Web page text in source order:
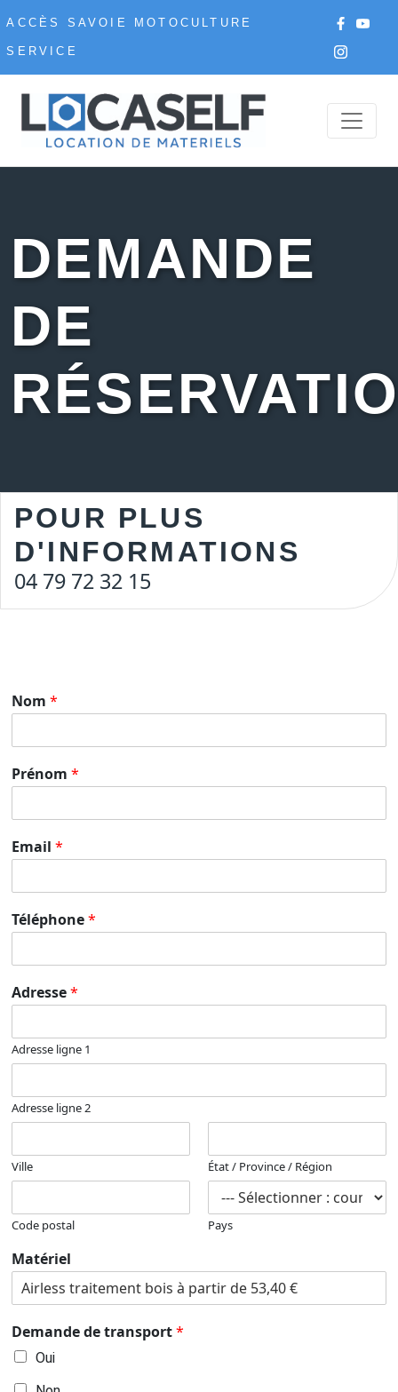
ACCÈS SAVOIE MOTOCULTURE
SERVICE
DEMANDE
DE
POUR PLUS
D'INFORMATIONS
04 79 72 32 15
Nom *
Prénom *
Email *
Téléphone*
Adresse*
Adresse ligne 1
Adresse ligne 2
Ville État / Province / Région
Code postal Pays
Matériel
Demande de transport*
Oui